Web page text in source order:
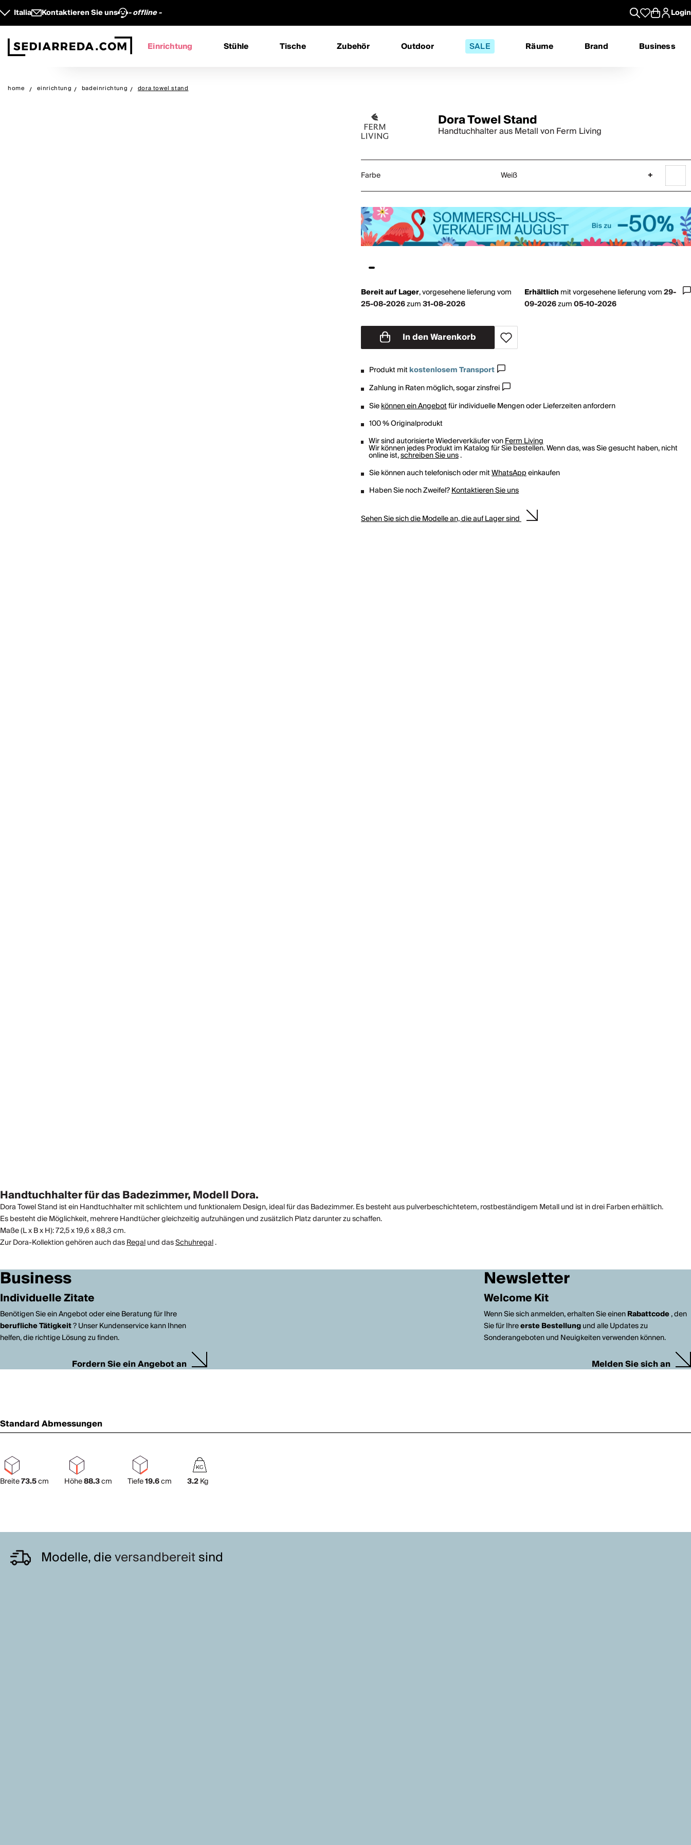
Italia Kontaktieren Sie uns - offline - Login
Einrichtung Stühle Tische Zubehör Outdoor SALE Räume Brand Business
home einrichtung badeinrichtung dora towel stand
Dora Towel Stand
Handtuchhalter aus Metall von Ferm Living
Farbe Weiß +
Bereit auf Lager,vorgesehene lieferung vom
25-08-2026zum31-08-2026
Erhältlich mitvorgesehene lieferung vom29-
09-2026zum05-10-2026
In den Warenkorb
Produkt mitkostenlosem Transport
Zahlung in Raten möglich, sogar zinsfrei
Siekönnen ein Angebotfür individuelle Mengen oder Lieferzeiten anfordern
100 % Originalprodukt
Wir sind autorisierte Wiederverkäufer vonFerm Living
Wir können jedes Produkt im Katalog für Sie bestellen. Wenn das, was Sie gesucht haben, nicht
online ist,schreiben Sie uns.
Sie können auch telefonisch oder mitWhatsAppeinkaufen
Haben Sie noch Zweifel?Kontaktieren Sie uns
Sehen Sie sich die Modelle an, die auf Lager sind
Handtuchhalter für das Badezimmer, Modell Dora.
Dora Towel Stand ist ein Handtuchhalter mit schlichtem und funktionalem Design, ideal für das Badezimmer. Es besteht aus pulverbeschichtetem, rostbeständigem Metall und ist in drei Farben erhältlich.
Es besteht die Möglichkeit, mehrere Handtücher gleichzeitig aufzuhängen und zusätzlich Platz darunter zu schaffen.
Maße (L x B x H): 72,5 x 19,6 x 88,3 cm.
Zur Dora-Kollektion gehören auch dasRegalund dasSchuhregal.
Business
Individuelle Zitate
Benötigen Sie ein Angebot oder eine Beratung für Ihre
berufliche Tätigkeit? Unser Kundenservice kann Ihnen
helfen, die richtige Lösung zu finden.
Fordern Sie ein Angebot an
Newsletter
Welcome Kit
Wenn Sie sich anmelden, erhalten Sie einenRabattcode, den
Sie für Ihreerste Bestellungund alle Updates zu
Sonderangeboten und Neuigkeiten verwenden können.
Melden Sie sich an
Standard Abmessungen
Breite73.5cm Höhe88.3cm Tiefe19.6cm 3.2Kg
Modelle, dieversandbereitsind